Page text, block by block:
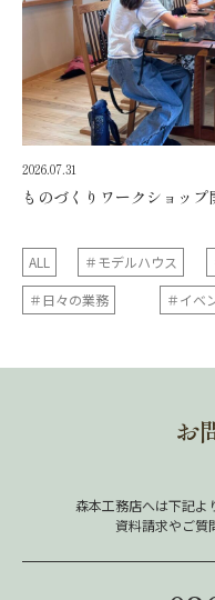
2026.07.31
ものづくりワークショップ
ALL ＃モデルハウス
＃日々の業務
＃イベ
お
森本工務店へは下記よ
資料請求やご質